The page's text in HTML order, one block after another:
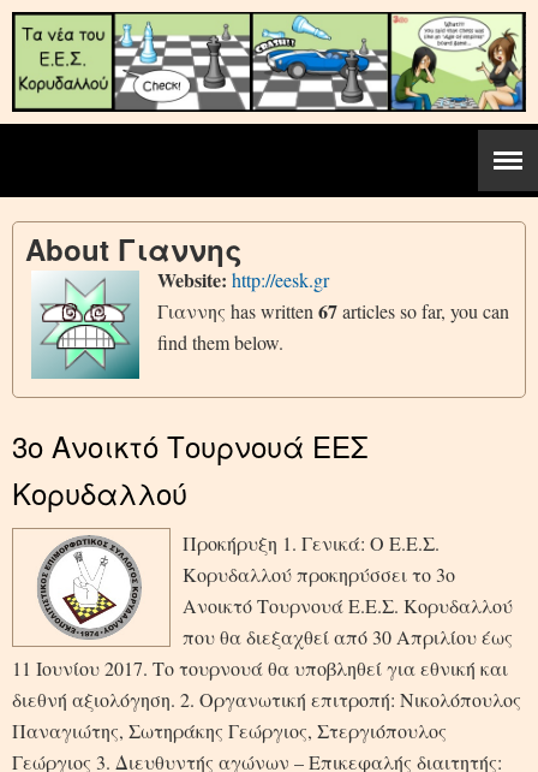
About Γιαννης
Website: http://eesk.gr
Γιαννης has written 67articles so far, you can
find them below.
3ο Ανοικτό Τουρνουά ΕΕΣ
Κορυδαλλού
Προκήρυξη 1. Γενικά: Ο Ε.Ε.Σ.
Κορυδαλλού προκηρύσσει το 3ο
Ανοικτό Τουρνουά Ε.Ε.Σ. Κορυδαλλού
που θα διεξαχθεί από 30 Απριλίου έως
11 Ιουνίου 2017. Το τουρνουά θα υποβληθεί για εθνική και
διεθνή αξιολόγηση. 2. Οργανωτική επιτροπή: Νικολόπουλος
Παναγιώτης, Σωτηράκης Γεώργιος, Στεργιόπουλος
Γεώργιος 3. Διευθυντής αγώνων – Επικεφαλής διαιτητής: